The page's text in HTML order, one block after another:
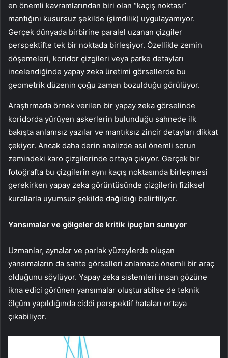
en önemli kavramlarından biri olan “kaçış noktası”
mantığını kusursuz şekilde (şimdilik) uygulayamıyor.
Gerçek dünyada birbirine paralel uzanan çizgiler
perspektifte tek bir noktada birleşiyor. Özellikle zemin
döşemeleri, koridor çizgileri veya parke detayları
incelendiğinde yapay zeka üretimi görsellerde bu
geometrik düzenin çoğu zaman bozulduğu görülüyor.
Araştırmada örnek verilen bir yapay zeka görselinde
koridorda yürüyen askerlerin bulunduğu sahnede ilk
bakışta anlamsız yazılar ve mantıksız zincir detayları dikkat
çekiyor. Ancak daha derin analizde asıl önemli sorun
zemindeki karo çizgilerinde ortaya çıkıyor. Gerçek bir
fotoğrafta bu çizgilerin aynı kaçış noktasında birleşmesi
gerekirken yapay zeka görüntüsünde çizgilerin fiziksel
kurallarla uyumsuz şekilde dağıldığı belirtiliyor.
Yansımalar ve gölgeler de kritik ipuçları sunuyor
Uzmanlar, aynalar ve parlak yüzeylerde oluşan
yansımaların da sahte görselleri anlamada önemli bir araç
olduğunu söylüyor. Yapay zeka sistemleri insan gözüne
ikna edici görünen yansımalar oluşturabilse de teknik
ölçüm yapıldığında ciddi perspektif hataları ortaya
çıkabiliyor.